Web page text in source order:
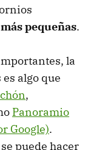
pequeñas.
la
algo que
,
Panoramio
Google).
puede hacer